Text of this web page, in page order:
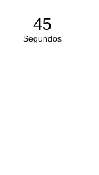
45
Segundos